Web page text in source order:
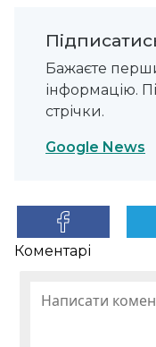
Бажаєте
інформацію.
стрічки.
Google News
Коментарі